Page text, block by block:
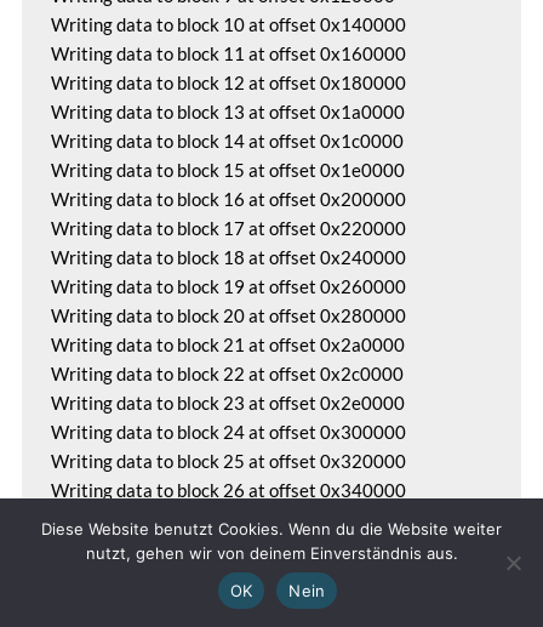
Writing data to block 10 at offset 0x140000
Writing data to block 11 at offset 0x160000
Writing data to block 12 at offset 0x180000
Writing data to block 13 at offset 0x1a0000
Writing data to block 14 at offset 0x1c0000
Writing data to block 15 at offset 0x1e0000
Writing data to block 16 at offset 0x200000
Writing data to block 17 at offset 0x220000
Writing data to block 18 at offset 0x240000
Writing data to block 19 at offset 0x260000
Writing data to block 20 at offset 0x280000
Writing data to block 21 at offset 0x2a0000
Writing data to block 22 at offset 0x2c0000
Writing data to block 23 at offset 0x2e0000
Writing data to block 24 at offset 0x300000
Writing data to block 25 at offset 0x320000
Writing data to block 26 at offset 0x340000
Writing data to block 27 at offset 0x360000
Writing data to block 28 at offset 0x380000
Writing data to block 29 at offset 0x3a0000
Writing data to block 30 at offset 0x3c0000
Diese Website benutzt Cookies. Wenn du die Website weiter
nutzt, gehen wir von deinem Einverständnis aus.
OK
Nein